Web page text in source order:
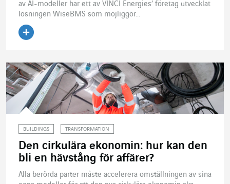
av AI-modeller har ett av VINCI Energies’ företag utvecklat
lösningen WiseBMS som möjliggör...
BUILDINGS TRANSFORMATION
Den cirkulära ekonomin: hur kan den
bli en hävstång för affärer?
Alla berörda parter måste accelerera omställningen av sina